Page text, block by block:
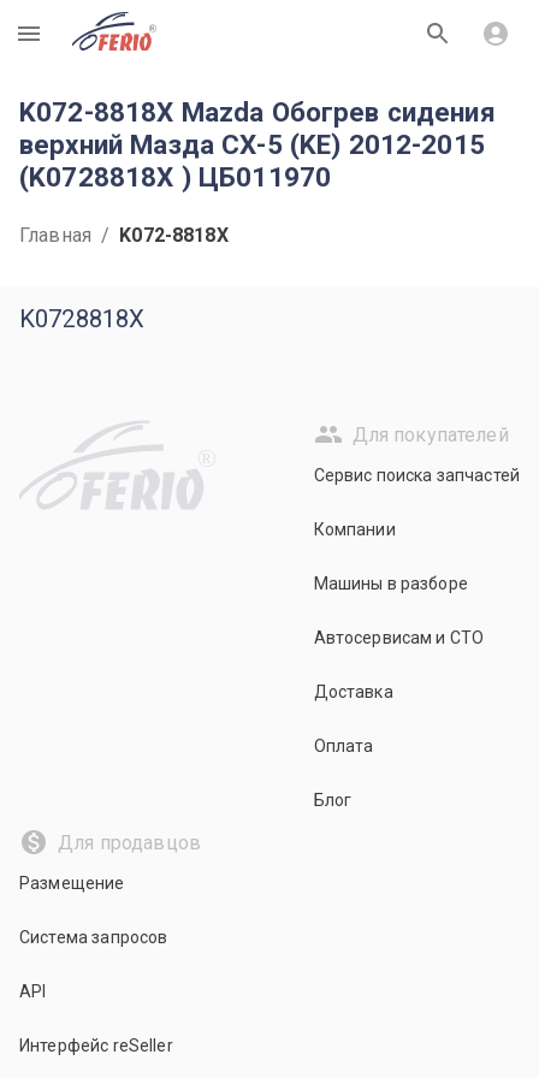
R
K072-8818X Mazda Обогрев сидения
верхний Мазда СХ-5 (KE) 2012-2015
(K0728818X ) ЦБ011970
Главная / K072-8818X
K0728818X
R
Для покупателей
Сервис поиска запчастей
Компании
Машины в разборе
Автосервисам и СТО
Доставка
Оплата
Блог
Для продавцов
Размещение
Система запросов
API
Интерфейс reSeller